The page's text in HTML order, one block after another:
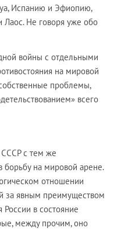
Испанию и Эфиопию,
Не говоря уже обо
войны с отдельными
на мировой
проблемы,
всего
с тем же
борьбу на мировой арене.
отношении
за явным преимуществом
в состояние
между прочим, оно